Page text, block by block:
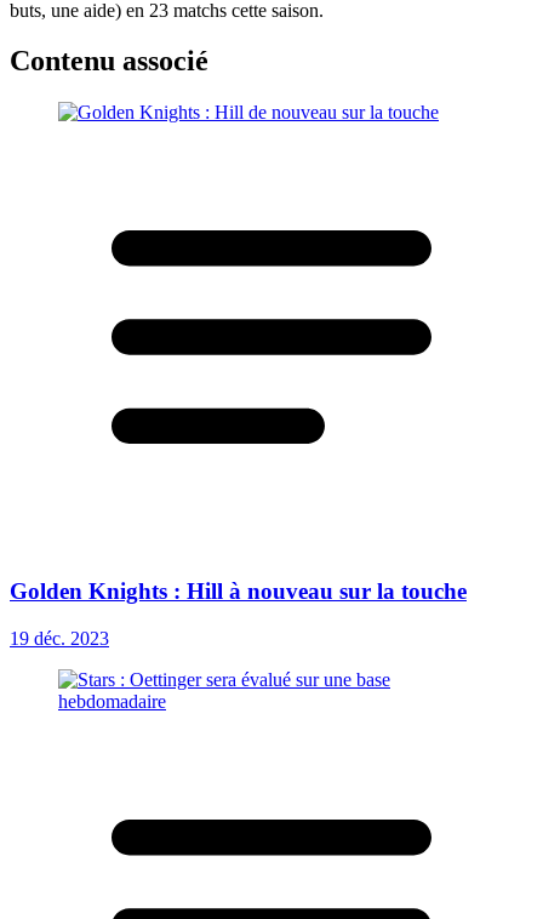
buts, une aide) en 23 matchs cette saison.
Contenu associé
Golden Knights : Hill à nouveau sur la touche
19 déc. 2023